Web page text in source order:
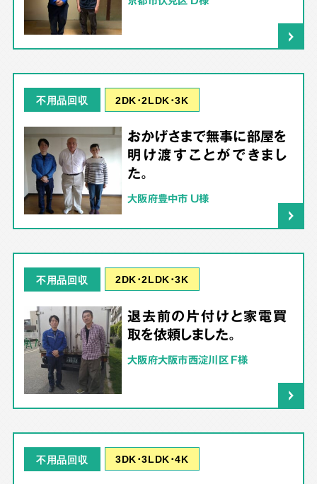
不用品回収 2DK･2LDK･3K
おかげさまで無事に部屋を
明け渡すことができまし
た。
大阪府豊中市 U様
不用品回収 2DK･2LDK･3K
退去前の片付けと家電買
取を依頼しました。
大阪府大阪市西淀川区 F様
不用品回収 3DK･3LDK･4K